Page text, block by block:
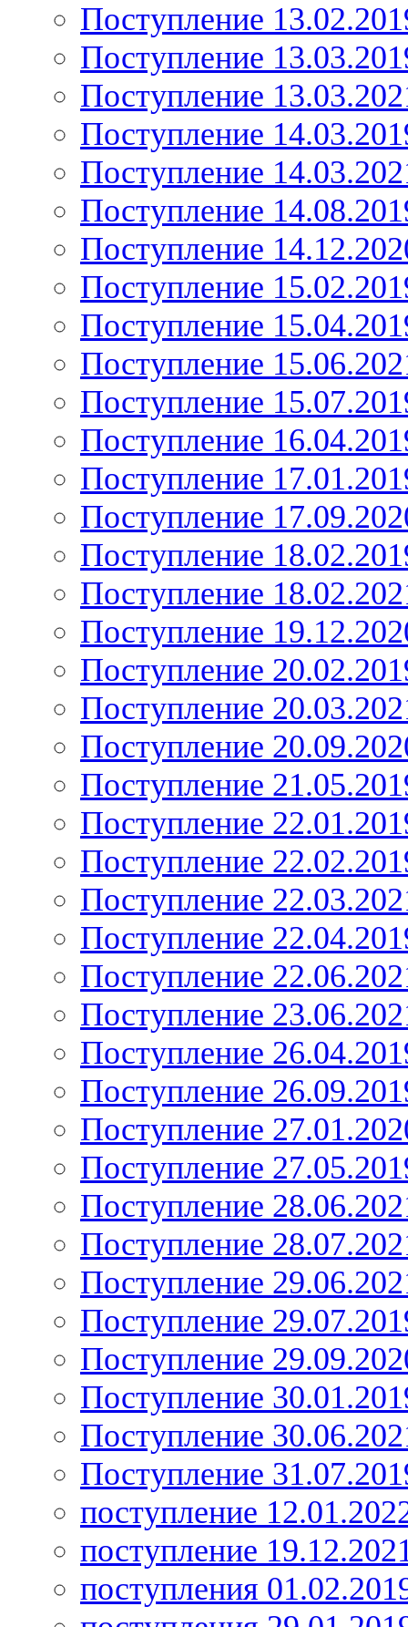
Поступление
Поступление
Поступление
Поступление
Поступление
Поступление
Поступление
Поступление
Поступление
Поступление
Поступление
Поступление
Поступление
Поступление
Поступление
Поступление
Поступление
Поступление
Поступление
Поступление
Поступление
Поступление
Поступление
Поступление
Поступление
Поступление
Поступление
Поступление
Поступление
Поступление
Поступление
Поступление
Поступление
Поступление
Поступление
Поступление
Поступление
Поступление
Поступление
поступление
поступление
поступления